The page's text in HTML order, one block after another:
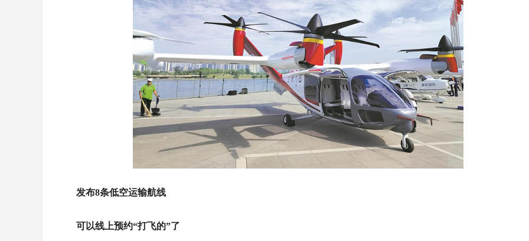
发布8条低空运输航线
可以线上预约“打飞的”了